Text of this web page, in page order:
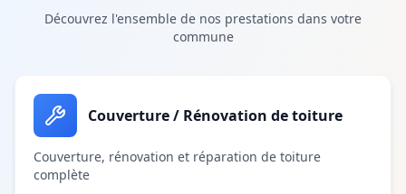
Découvrez l'ensemble de nos prestations dans votre
commune
Couverture / Rénovation de toiture
Couverture, rénovation et réparation de toiture
complète